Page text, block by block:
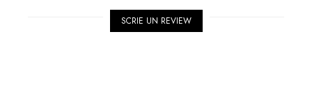
SCRIE UN REVIEW